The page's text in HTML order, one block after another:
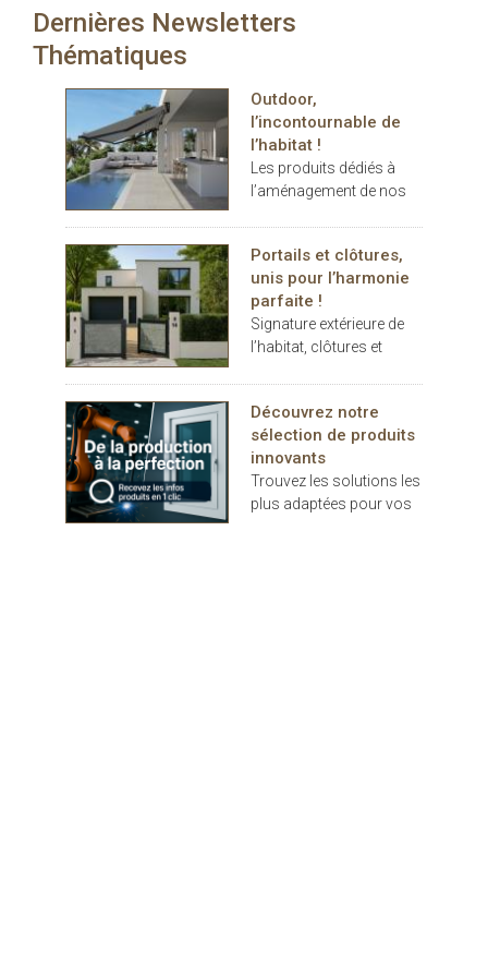
Chrome+ allie confort et
parmi les 5 coloris
disponibles en grande
largeur de 285 cm !
carport… les espaces
prolongements de
l’habitat. Dans ce
contexte, THERMOTOP®
s’impose comme un
partenaire clé pour
concevoir des espaces
de vie confortables,
esthétiques et durables,
dedans comme dehors.
Dernières Newsletters
Thématiques
Outdoor,
l’incontournable de
l’habitat !
Les produits dédiés à
l’aménagement de nos
des dernières années
comme des éléments
indispensables au
confort.
Portails et clôtures,
unis pour l’harmonie
parfaite !
Signature extérieure de
l’habitat, clôtures et
décoratifs, rivalisent
d’inspiration
Découvrez notre
sélection de produits
innovants
Trouvez les solutions les
plus adaptées pour vos